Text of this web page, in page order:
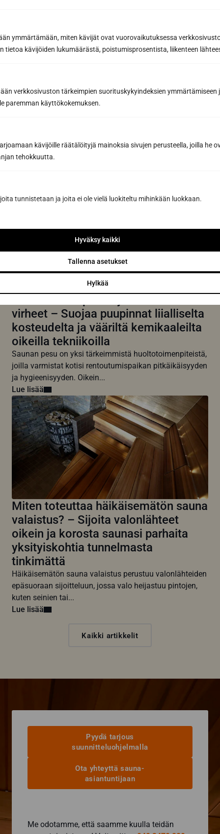
ymmärtämään, miten kävijät ovat vuorovaikutuksessa
tietoa kävijöiden lukumäärästä, poistumisprosentista, liikenteen
verkkosivuston tärkeimpien suorituskykyindeksien ymmärtämiseen
paremman käyttökokemuksen.
kävijöille räätälöityjä mainoksia sivujen perusteella, joilla he
tehokkuutta.
tunnistetaan ja joita ei ole vielä luokiteltu mihinkään luokkaan.
Hylkää
Tallenna asetukset
Hyväksy kaikki
virheet – Suojaa puupinnat liialliselta
kosteudelta ja vääriltä kemikaaleilta
oikeilla tekniikoilla
Saunan pesu on yksi tärkeimmistä huoltotoimenpiteistä,
joilla varmistat kotisi rentoutumispaikan pitkäikäisyyden
ja hygieenisyyden. Oikein...
Lue lisää
Miten toteuttaa häikäisemätön sauna
valaistus? – Sijoita valonlähteet
oikein ja korosta saunasi parhaita
yksityiskohtia tunnelmasta
tinkimättä
Häikäisemätön sauna valaistus perustuu valonlähteiden
epäsuoraan sijoitteluun, jossa valo heijastuu pintojen,
kuten seinien tai...
Lue lisää
Kaikki artikkelit
Pyydä tarjous
suunnitteluohjelmalla
Ota yhteyttä sauna-
asiantuntijaan
Me odotamme, että saamme kuulla teidän